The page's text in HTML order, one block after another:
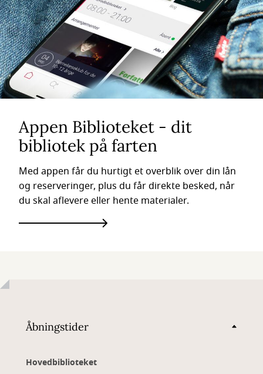
Appen Biblioteket - dit
bibliotek på farten
Med appen får du hurtigt et overblik over din lån
og reserveringer, plus du får direkte besked, når
du skal aflevere eller hente materialer.
Åbningstider
Hovedbiblioteket